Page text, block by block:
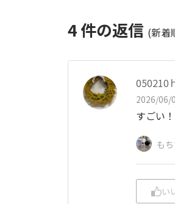
4件の返信 (新着
050210
2026/06/
すごい
も
い